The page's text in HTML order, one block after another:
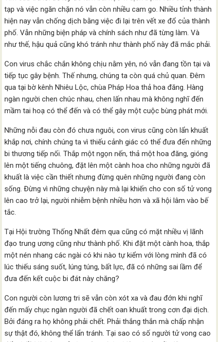
tạp và việc ngăn chặn nó vẫn còn nhiều cam go. Nhiều tỉnh thành
hiện nay vẫn chống dịch bằng việc đi lại trên vết xe đổ của thành
phố. Vẫn những biện pháp và chính sách như đã từng làm. Và
như thế, hậu quả cũng khó tránh như thành phố này đã mắc phải.
Con virus chắc chắn không chịu nằm yên, nó vẫn đang tồn tại và
tiếp tục gây bệnh. Thế nhưng, chúng ta còn quá chủ quan. Đêm
qua tại bờ kênh Nhiêu Lộc, chùa Pháp Hoa thả hoa đăng. Hàng
ngàn người chen chúc nhau, chen lấn nhau mà không nghĩ đến
mầm tai hoạ có thể đến và có thể gây một cuộc bùng phát mới.
Những nỗi đau còn đó chưa nguôi, con virus cũng còn lẩn khuất
khắp nơi, chính chúng ta vì thiếu cảnh giác có thể đưa đến những
bi thương tiếp nối. Thắp một ngọn nến, thả một hoa đăng, gióng
lên một tiếng chuông, đặt lên một cành hoa cho những người đã
khuất là việc cần thiết nhưng đừng quên những người đang còn
sống. Đừng vì những chuyện này mà lại khiến cho con số tử vong
lên cao trở lại, người nhiễm bệnh nhiều hơn và xã hội lâm vào bế
tắc.
Tại Hội trường Thống Nhất đêm qua cũng có mặt nhiều vị lãnh
đạo trung ương cũng như thành phố. Khi đặt một cành hoa, thắp
một nén nhang các ngài có khi nào tự kiểm với lòng mình đã có
lúc thiếu sáng suốt, lúng túng, bất lực, đã có những sai lầm để
đưa đến kết cuộc bi đát này chăng?
Con người còn lương tri sẽ vẫn còn xót xa và đau đớn khi nghĩ
đến mấy chục ngàn người đã chết oan khuất trong cơn đại dịch.
Bởi đáng ra họ không phải chết. Phải thắng thắn mà chấp nhận
sự thật đó, không thể lẩn tránh. Tại sao có số người tử vong cao